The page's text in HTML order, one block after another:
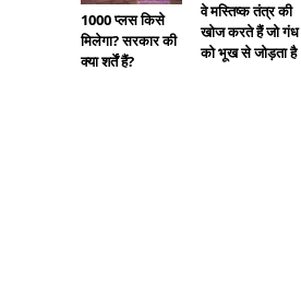
1000 प्लस किसे
मिलेगा? सरकार की
क्या शर्तें हैं?
वे मस्तिष्क तंत्र की
खोज करते हैं जो गंध
को भूख से जोड़ता है